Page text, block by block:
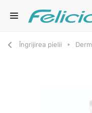
Îngrijirea pielii